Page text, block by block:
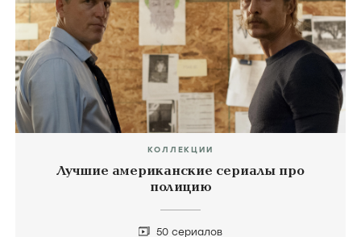
КОЛЛЕКЦИИ
Лучшие американские сериалы про
полицию
50 сериалов